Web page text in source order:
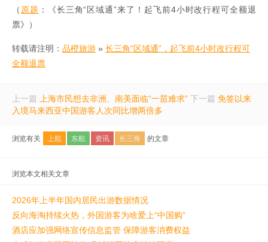
（ 原题 ：《长三角“区域通”来了！起飞前4小时改行程可全额退
票》）
转载请注明： 品橙旅游 » 长三角“区域通”，起飞前4小时改行程可
全额退票
上一篇 上海市民想去非洲、南美面临“一苗难求” 下一篇 免签以来
入境马来西亚中国游客人次同比增两倍多
浏览有关 上航 东航 资讯 长三角 的文章
浏览本文相关文章
2026年上半年国内居民出游数据情况
反向海淘持续火热，外国游客为啥爱上“中国购”
酒店应加强网络宣传信息监管 保障游客消费权益